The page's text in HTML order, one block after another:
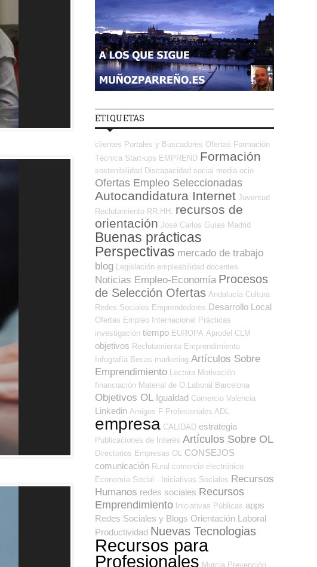
ETIQUETAS
clientes Portales y Buscadores Ofertas Formación
Técnica Start-ups EMPREND Formación
sostenibilidad Discapacidad social media ocio
Ofertas Empleo Seleccionadas
Autocandidatura Internet Juventud
Reclutamiento RR.HH.
recursos de
orientación José Carlos Guías Madrid
Buenas prácticas
Perspectivas mercado de trabajo
blog
Legislación empleabilidad docentes
Noticias Empleo-Economía Procesos
de Selección Ofertas Andalucía Cultura
Redes Sociales Emprendedores Desarrollo Local
Ofertas Empleo Internacional
Prácticas
investigación tiempo EUROPA Aprodel CLM
objetivos Reclutamiento Emprendimiento
Infografía Becas marketing Artículos Sobre
Emprendimiento
Lectura Motivación
financiación Material de O.Laboral Barcelona
Objetivos OL Igualdad Comercio Valencia
Linkedin Amigos F Profesionales ADL
empresa CALIDAD estrategia
Publicaciones de Interés Artículos Sobre OL
Directorios Empresas OL
CONSEJOS
comunicación Rural comercio electrónico
Economía Social - Iniciativas Sociales Recursos
Humanos redes sociales Recursos
Emprendimiento Iniciativas Públicas apps
Redes Sociales y Blogs Orientación Laboral
Productividad Nuevas Tecnologias
Recursos para
Profesionales Murcia Prevención